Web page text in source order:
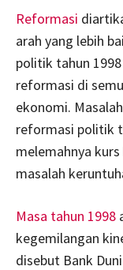
Reformasi
arah yang lebih
politik tahun
reformasi di
ekonomi.
reformasi politik
melemahnya
masalah
Masa tahun 1998
kegemilangan
disebut Bank